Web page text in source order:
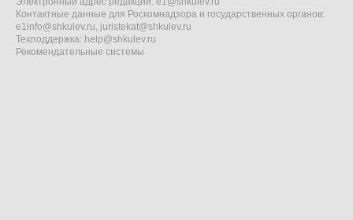
Контактные данные для Роскомнадзора и государственных органов:
e1info@shkulev.ru, juristekat@shkulev.ru
Техподдержка: help@shkulev.ru
Рекомендательные системы